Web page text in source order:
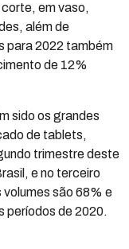
em vaso,
além de
para 2022 também
de 12%
sido os grandes
de tablets,
trimestre deste
e no terceiro
são 68% e
períodos de 2020.